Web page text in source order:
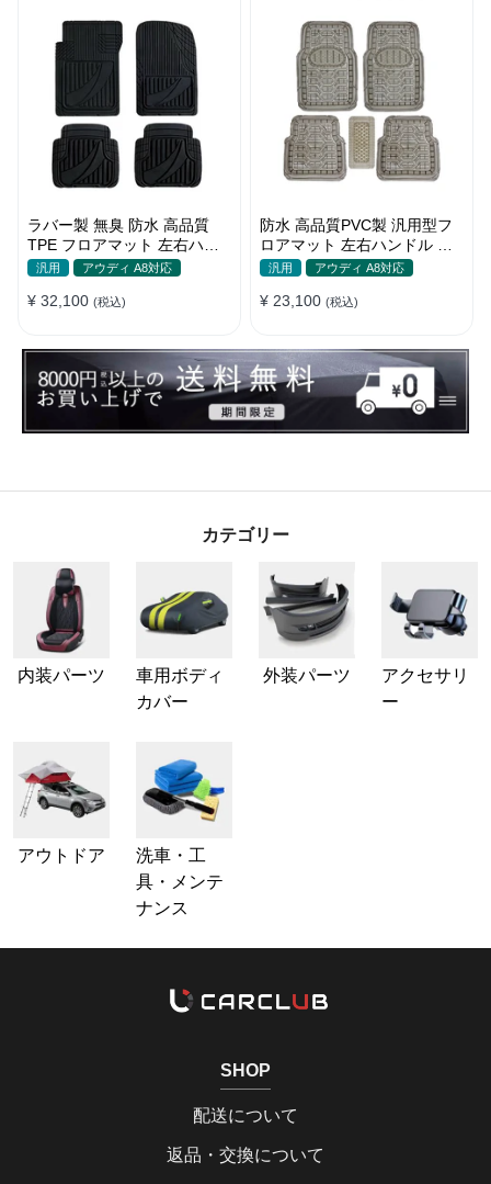
ラバー製 無臭 防水 高品質
TPE フロアマット 左右ハン
ドル 厚手 汚れ防止 DIY
汎用 アウディ A8対応
¥ 32,100 (税込)
防水 高品質PVC製 汎用型フ
ロアマット 左右ハンドル 汚
れ防止 DIY 滑り防止 耐久
汎用 アウディ A8対応
¥ 23,100 (税込)
カテゴリー
内装パーツ
車用ボディ
カバー
外装パーツ
アクセサリ
ー
アウトドア
洗車・工
具・メンテ
ナンス
SHOP
配送について
返品・交換について